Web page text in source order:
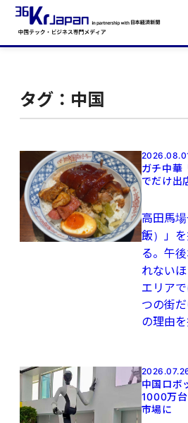
タグ：中国
ガチ中華
でだけ出
高田馬
飯）」
る。午
れない
エリア
つの街
の理由
中国ロボ
1000万
市場に